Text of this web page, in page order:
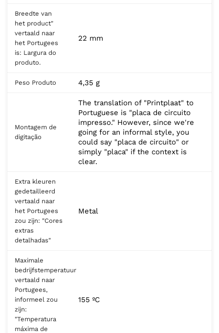
Breedte van
het product"
vertaald naar
het Portugees
is: Largura do
produto.
22 mm
Peso Produto 4,35 g
Montagem de
digitação
The translation of "Printplaat" to
Portuguese is "placa de circuito
impresso." However, since we're
going for an informal style, you
could say "placa de circuito" or
simply "placa" if the context is
clear.
Extra kleuren
gedetailleerd
vertaald naar
het Portugees
zou zijn: "Cores
extras
detalhadas"
Metal
Maximale
bedrijfstemperatuur
vertaald naar
Portugees,
informeel zou
zijn:
"Temperatura
máxima de
155 ºC